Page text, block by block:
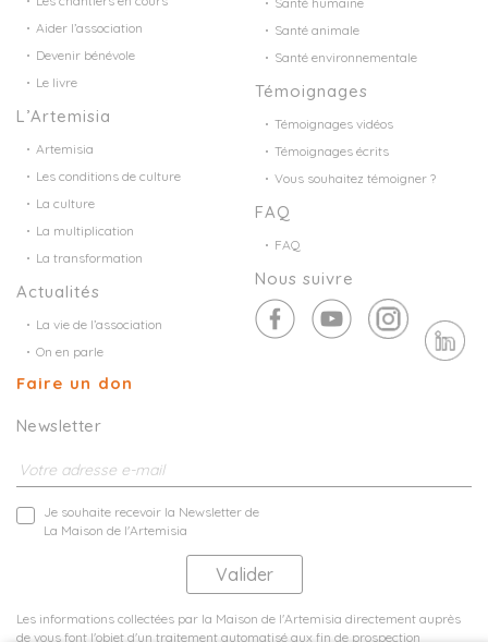
Aider l’association
Devenir bénévole
Le livre
L’Artemisia
Artemisia
Les conditions de culture
La culture
La multiplication
La transformation
Actualités
La vie de l’association
On en parle
Faire un don
Santé animale
Santé environnementale
Témoignages
Témoignages vidéos
Témoignages écrits
Vous souhaitez témoigner ?
FAQ
FAQ
Nous suivre
Newsletter
Je souhaite recevoir la Newsletter de
La Maison de l'Artemisia
Les informations collectées par la Maison de l'Artemisia directement auprès
de vous font l'objet d'un traitement automatisé aux fin de prospection